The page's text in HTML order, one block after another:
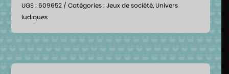
UGS : 609652 Catégories : Jeux de société, Univers
ludiques